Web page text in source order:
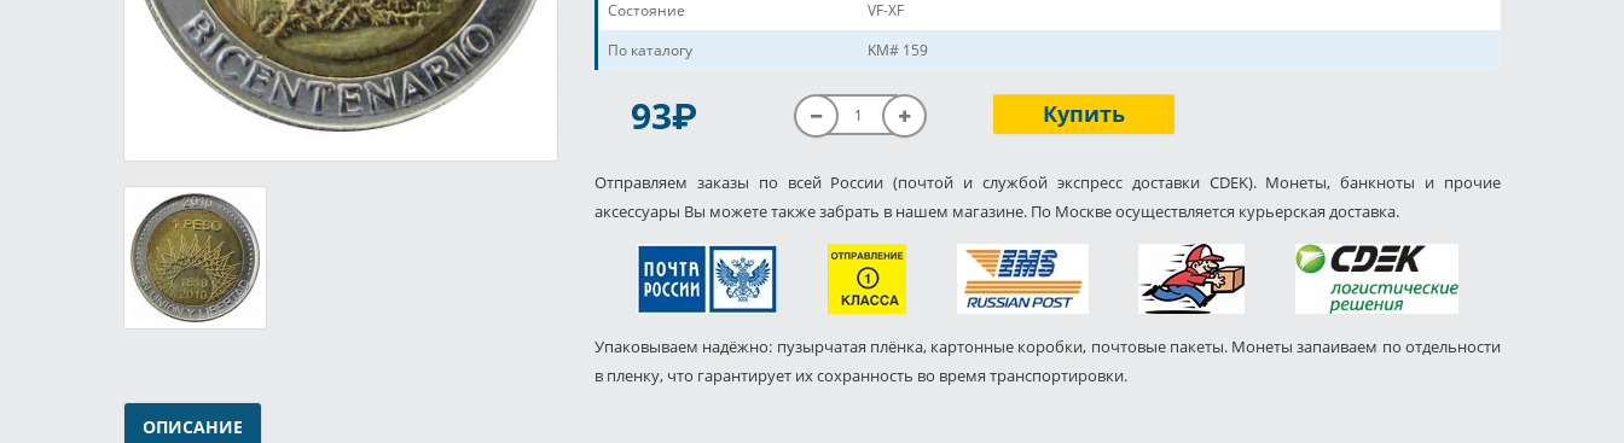
Состояние
VF-XF
По каталогу
KM# 159
93P Купить
Отправляем заказы по всей России (почтой и службой экспресс доставки CDEK). Монеты, банкноты и прочие
аксессуары Вы можете также забрать в нашем магазине. По Москве осуществляется курьерская доставка.
Упаковываем надёжно: пузырчатая плёнка, картонные коробки, почтовые пакеты. Монеты запаиваем по отдельности
в пленку, что гарантирует их сохранность во время транспортировки.
ОПИСАНИЕ